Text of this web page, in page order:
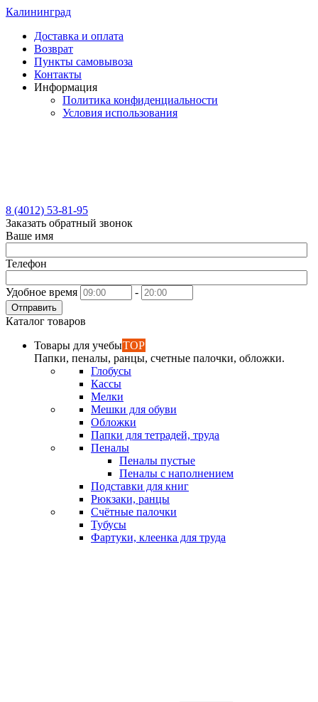
Калининград
Доставка и оплата
Возврат
Пункты самовывоза
Контакты
Информация
Политика конфиденциальности
Условия использования
8 (4012) 53-81-95
Заказать обратный звонок
Ваше имя
Телефон
Удобное время -
Отправить
Каталог товаров
Товары для учебыTOP
Папки, пеналы, ранцы, счетные палочки, обложки.
Глобусы
Кассы
Мелки
Мешки для обуви
Обложки
Папки для тетрадей, труда
Пеналы
Пеналы пустые
Пеналы с наполнением
Подставки для книг
Рюкзаки, ранцы
Счётные палочки
Тубусы
Фартуки, клеенка для труда